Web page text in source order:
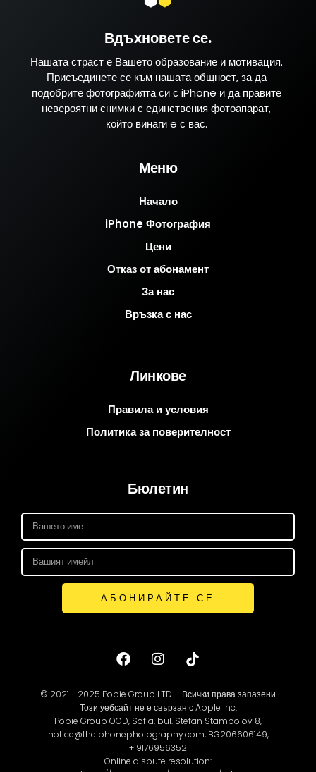
Вдъхновете се.
Нашата страст е Вашето образование и мотивация.
Присъединете се към нашата общност, за да
подобрите фотографията си с iPhone и да правите
невероятни снимки с единствения фотоапарат,
който винаги e с вас.
Меню
Начало
iPhone Фотография
Цени
Отказ от абонамент
За нас
Връзка с нас
Линкове
Правила и условия
Политика за поверителност
Бюлетин
АБОНИРАЙТЕ СЕ
© 2021 - 2025 Popie Group LTD. - Всички права запазени
Този уебсайт не е свързан с Apple Inc.
Popie Group OOD, Sofia, bul. Stefan Stambolov 8,
notice@theiphonephotography.com, BG206606149,
+19176956352
Online dispute resolution: